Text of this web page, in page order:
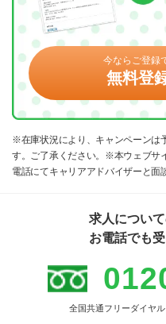
今ならご登録
無料登
※在庫状況により、キャンペーンは
す。ご了承ください。※本ウェブサ
電話にてキャリアアドバイザーと面
求人につい
お電話でも
全国共通フリーダイヤ